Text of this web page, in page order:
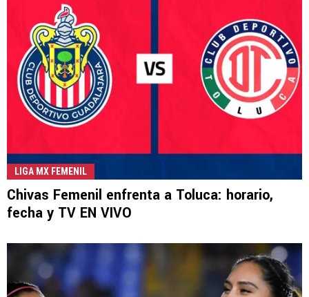
LIGA MX FEMENIL
Chivas Femenil enfrenta a Toluca: horario,
fecha y TV EN VIVO